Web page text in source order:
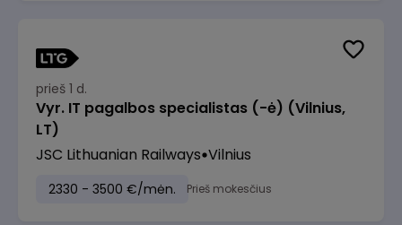
prieš 1 d.
Vyr. IT pagalbos specialistas (-ė) (Vilnius,
LT)
JSC Lithuanian Railways Vilnius
2330 - 3500 €/mėn. Prieš mokesčius